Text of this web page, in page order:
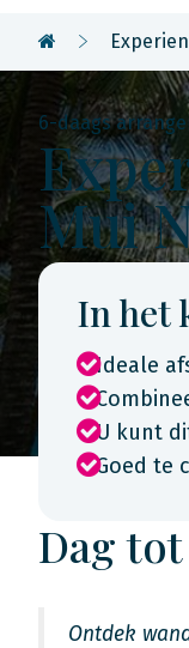
6-daags
Mui
In het
Ideale
U kunt
Goed te
Dag
Ontdek